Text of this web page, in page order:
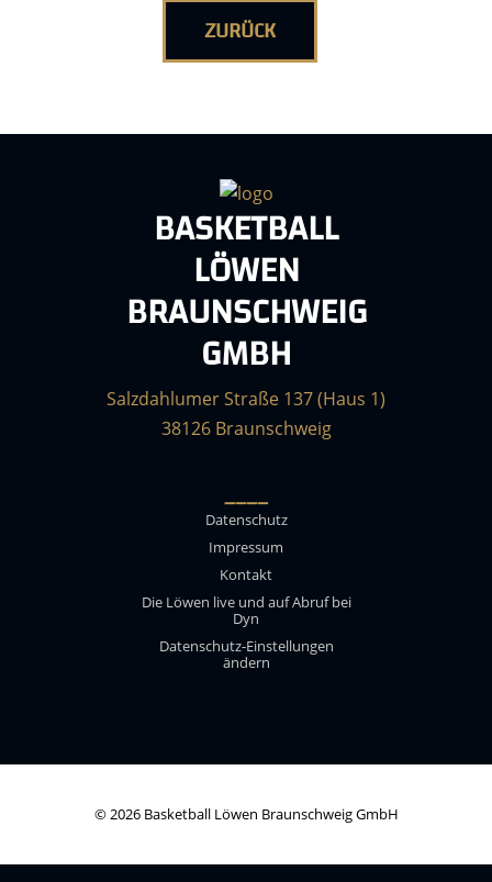
ZURÜCK
BASKETBALL
LÖWEN
BRAUNSCHWEIG
GMBH
Salzdahlumer Straße 137 (Haus 1)
38126 Braunschweig
____
Datenschutz
Impressum
Kontakt
Die Löwen live und auf Abruf bei
Dyn
Datenschutz-Einstellungen
ändern
© 2026 Basketball Löwen Braunschweig GmbH